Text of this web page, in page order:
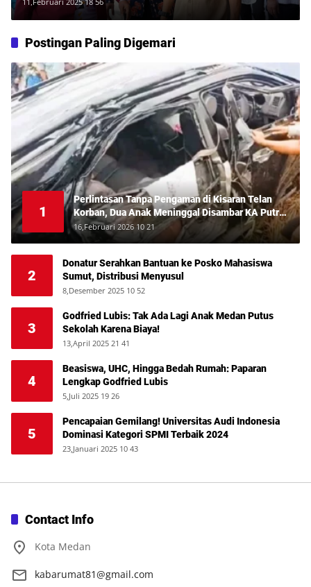
Postingan Paling Digemari
1
Perlintasan Tanpa Pengaman di Kisaran Telan
Korban, Dua Anak Meninggal Disambar KA Putri
Deli
16,Februari 2026 10 21
2
Donatur Serahkan Bantuan ke Posko Mahasiswa
Sumut, Distribusi Menyusul
8,Desember 2025 10 52
3
Godfried Lubis: Tak Ada Lagi Anak Medan Putus
Sekolah Karena Biaya!
13,April 2025 21 41
4
Beasiswa, UHC, Hingga Bedah Rumah: Paparan
Lengkap Godfried Lubis
5,Juli 2025 19 26
5
Pencapaian Gemilang! Universitas Audi Indonesia
Dominasi Kategori SPMI Terbaik 2024
23,Januari 2025 10 43
Contact Info
Kota Medan
kabarumat81@gmail.com